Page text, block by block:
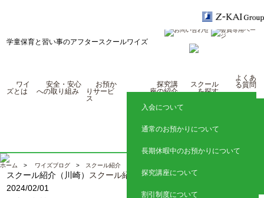
学童保育と習い事のアフタースクールワイズ
ワイ
ズとは
安全・安心
への取り組み
お預か
りサービ
ス
探究講
座の紹介
探究クラス
ュ
スクール
を探す
神奈川
埼玉
よくあ
る質問
入会について
通常のお預かりについて
長期休暇中のお預かりについて
探究講座について
割引制度について
ホーム > ワイズブログ > スクール紹介
スクール紹介（川崎）
スクール紹介
2024/02/01